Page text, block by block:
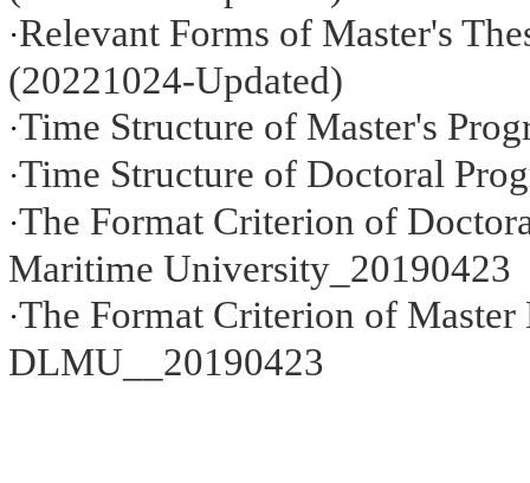
·Relevant Forms of Master's
(20221024-Updated)
·Time Structure of Master's
·Time Structure of Doctoral
·The Format Criterion of
Maritime University_20190423
·The Format Criterion of Master
DLMU__20190423